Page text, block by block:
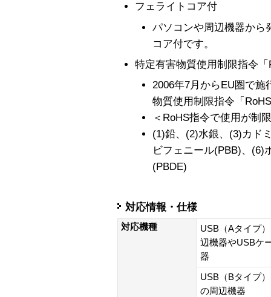
フェライトコア付
パソコンや周辺機器から
コア付です。
特定有害物質使用制限指令
2006年7月からEU圏で
物質使用制限指令「
＜RoHS指令で使用が制
(1)鉛、(2)水銀、(3)カド
ビフェニール(PBB)、(6)
(PBDE)
対応情報・仕様
対応機種
USB（Aタイプ
辺機器やUSBケ
器
USB（Bタイプ
の周辺機器